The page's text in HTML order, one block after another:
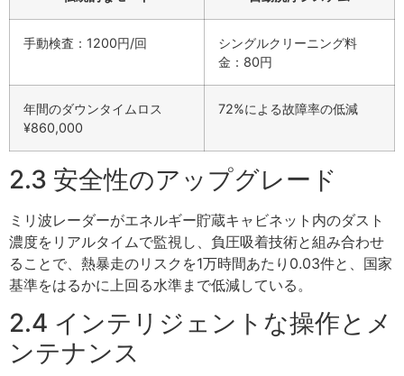
手動検査：1200円/回
シングルクリーニング料
金：80円
年間のダウンタイムロス
¥860,000
72%による故障率の低減
2.3 安全性のアップグレード
ミリ波レーダーがエネルギー貯蔵キャビネット内のダスト
濃度をリアルタイムで監視し、負圧吸着技術と組み合わせ
ることで、熱暴走のリスクを1万時間あたり0.03件と、国家
基準をはるかに上回る水準まで低減している。
2.4 インテリジェントな操作とメ
ンテナンス